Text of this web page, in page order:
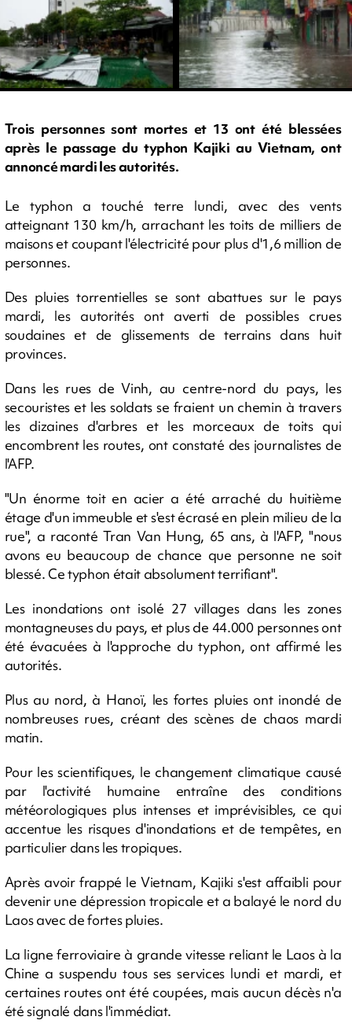
Trois personnes sont mortes et 13 ont été blessées
après le passage du typhon Kajiki au Vietnam, ont
annoncé mardi les autorités.
Le typhon a touché terre lundi, avec des vents
atteignant 130 km/h, arrachant les toits de milliers de
maisons et coupant l'électricité pour plus d'1,6 million de
personnes.
Des pluies torrentielles se sont abattues sur le pays
mardi, les autorités ont averti de possibles crues
soudaines et de glissements de terrains dans huit
provinces.
Dans les rues de Vinh, au centre-nord du pays, les
secouristes et les soldats se fraient un chemin à travers
les dizaines d'arbres et les morceaux de toits qui
encombrent les routes, ont constaté des journalistes de
l'AFP.
"Un énorme toit en acier a été arraché du huitième
étage d'un immeuble et s'est écrasé en plein milieu de la
rue", a raconté Tran Van Hung, 65 ans, à l'AFP, "nous
avons eu beaucoup de chance que personne ne soit
blessé. Ce typhon était absolument terrifiant".
Les inondations ont isolé 27 villages dans les zones
montagneuses du pays, et plus de 44.000 personnes ont
été évacuées à l'approche du typhon, ont affirmé les
autorités.
Plus au nord, à Hanoï, les fortes pluies ont inondé de
nombreuses rues, créant des scènes de chaos mardi
matin.
Pour les scientifiques, le changement climatique causé
par l'activité humaine entraîne des conditions
météorologiques plus intenses et imprévisibles, ce qui
accentue les risques d'inondations et de tempêtes, en
particulier dans les tropiques.
Après avoir frappé le Vietnam, Kajiki s'est affaibli pour
devenir une dépression tropicale et a balayé le nord du
Laos avec de fortes pluies.
La ligne ferroviaire à grande vitesse reliant le Laos à la
Chine a suspendu tous ses services lundi et mardi, et
certaines routes ont été coupées, mais aucun décès n'a
été signalé dans l'immédiat.